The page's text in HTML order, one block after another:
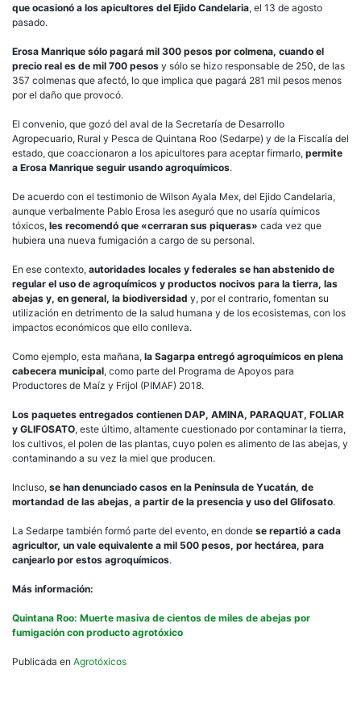
que ocasionó a los apicultores del Ejido Candelaria, el 13 de agosto
pasado.
Erosa Manrique sólo pagará mil 300 pesos por colmena, cuando el
precio real es de mil 700 pesos y sólo se hizo responsable de 250, de las
357 colmenas que afectó, lo que implica que pagará 281 mil pesos menos
por el daño que provocó.
El convenio, que gozó del aval de la Secretaría de Desarrollo
Agropecuario, Rural y Pesca de Quintana Roo (Sedarpe) y de la Fiscalía del
estado, que coaccionaron a los apicultores para aceptar firmarlo, permite
a Erosa Manrique seguir usando agroquímicos.
De acuerdo con el testimonio de Wilson Ayala Mex, del Ejido Candelaria,
aunque verbalmente Pablo Erosa les aseguró que no usaría químicos
tóxicos, les recomendó que «cerraran sus piqueras» cada vez que
hubiera una nueva fumigación a cargo de su personal.
En ese contexto, autoridades locales y federales se han abstenido de
regular el uso de agroquímicos y productos nocivos para la tierra, las
abejas y, en general, la biodiversidad y, por el contrario, fomentan su
utilización en detrimento de la salud humana y de los ecosistemas, con los
impactos económicos que ello conlleva.
Como ejemplo, esta mañana, la Sagarpa entregó agroquímicos en plena
cabecera municipal, como parte del Programa de Apoyos para
Productores de Maíz y Frijol (PIMAF) 2018.
Los paquetes entregados contienen DAP, AMINA, PARAQUAT, FOLIAR
y GLIFOSATO, este último, altamente cuestionado por contaminar la tierra,
los cultivos, el polen de las plantas, cuyo polen es alimento de las abejas, y
contaminando a su vez la miel que producen.
Incluso, se han denunciado casos en la Península de Yucatán, de
mortandad de las abejas, a partir de la presencia y uso del Glifosato.
La Sedarpe también formó parte del evento, en donde se repartió a cada
agricultor, un vale equivalente a mil 500 pesos, por hectárea, para
canjearlo por estos agroquímicos.
Más información:
Quintana Roo: Muerte masiva de cientos de miles de abejas por
fumigación con producto agrotóxico
Publicada en Agrotóxicos